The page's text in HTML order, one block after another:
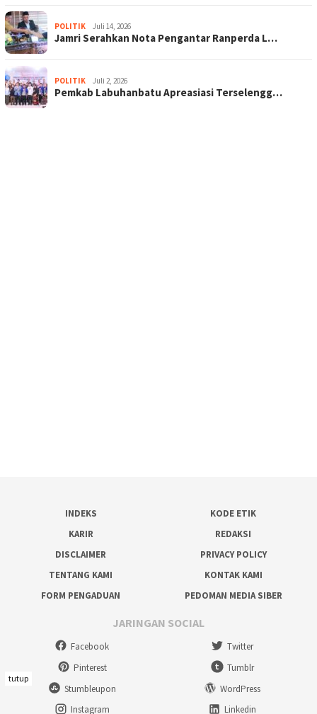
POLITIK Juli 14, 2026
Jamri Serahkan Nota Pengantar Ranperda L…
POLITIK Juli 2, 2026
Pemkab Labuhanbatu Apreasiasi Terselengg…
INDEKS
KODE ETIK
KARIR
REDAKSI
DISCLAIMER
PRIVACY POLICY
TENTANG KAMI
KONTAK KAMI
FORM PENGADUAN
PEDOMAN MEDIA SIBER
JARINGAN SOCIAL
Facebook
Twitter
Pinterest
Tumblr
Stumbleupon
WordPress
Instagram
Linkedin
tutup